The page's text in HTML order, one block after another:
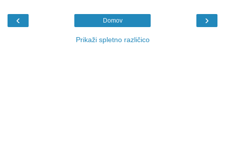
‹ ›
Domov
Prikaži spletno različico